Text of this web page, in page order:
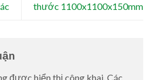
thước 1100x1100x150mm
được hiển thị công khai.Các